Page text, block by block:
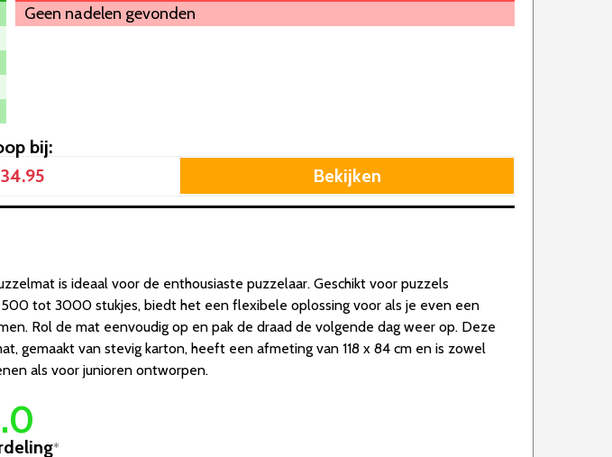
Geen nadelen gevonden
bij:
Bekijken
is ideaal voor de enthousiaste puzzelaar. Geschikt voor puzzels
500 tot 3000 stukjes, biedt het een flexibele oplossing voor als je even een
Rol de mat eenvoudig op en pak de draad de volgende dag weer op. Deze
gemaakt van stevig karton, heeft een afmeting van 118 x 84 cm en is zowel
als voor junioren ontworpen.
*